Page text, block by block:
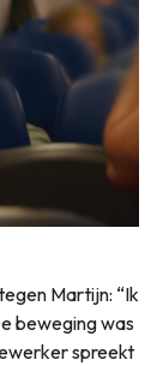
Martijn: “Ik
beweging was
spreekt